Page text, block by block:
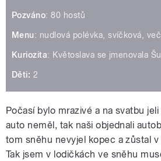
Pozváno: 80 hostů
Menu: nudlová polévka, svíčková,
Kuriozita: Květoslava se jmenovala
Děti: 2
Počasí bylo mrazivé a na svatbu
auto neměl, tak naši objednali
tom sněhu nevyjel kopec a zůstal
Tak jsem v lodičkách ve sněhu